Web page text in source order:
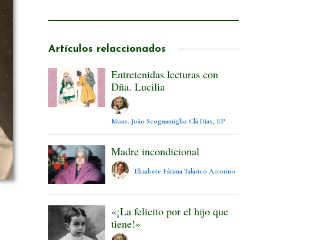
Artículos relaccionados
Entretenidas lecturas con
Dña. Lucilia
Mons. João Scognamiglio Clá Dias, EP
Madre incondicional
Elizabete Fátima Talarico Astorino
«¡La felicito por el hijo que
tiene!»